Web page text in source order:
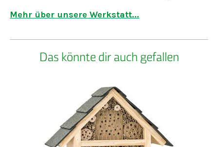
traditionellen Handwerk. In den Bereichen
Sitzkissen, Geschirrtücher, Teppiche und vieles
mehr. Eine Fahrradwerkstatt rundet unser Angebot
Mehr über unsere Werkstatt...
Das könnte dir auch gefallen